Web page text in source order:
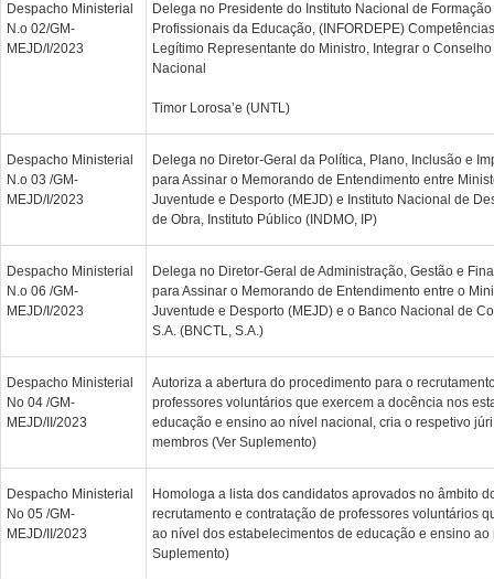
Despacho Ministerial
N.o 02/GM-
MEJD/I/2023
Delega no Presidente do Instituto Nacional de
Profissionais da Educação, (INFORDEPE)
Legítimo Representante do Ministro, Integrar o
Nacional
Timor Lorosa’e (UNTL)
Despacho Ministerial
N.o 03 /GM-
MEJD/I/2023
Delega no Diretor-Geral da Política, Plano, Inclusão e
para Assinar o Memorando de Entendimento entre
Juventude e Desporto (MEJD) e Instituto Nacional de
de Obra, Instituto Público (INDMO, IP)
Despacho Ministerial
N.o 06 /GM-
MEJD/I/2023
Delega no Diretor-Geral de Administração, Gestão e
para Assinar o Memorando de Entendimento entre o
Juventude e Desporto (MEJD) e o Banco Nacional de
S.A. (BNCTL, S.A.)
Despacho Ministerial
No 04 /GM-
MEJD/II/2023
Autoriza a abertura do procedimento para o
professores voluntários que exercem a docência nos
educação e ensino ao nível nacional, cria o respetivo
membros (Ver Suplemento)
Despacho Ministerial
No 05 /GM-
MEJD/II/2023
Homologa a lista dos candidatos aprovados no âmbito
recrutamento e contratação de professores voluntários
ao nível dos estabelecimentos de educação e ensino ao
Suplemento)